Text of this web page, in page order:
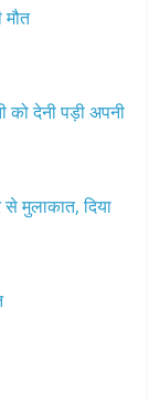
मौत
को देनी पड़ी अपनी
से मुलाकात, दिया